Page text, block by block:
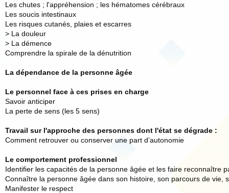
Les chutes ; l'appréhension ; les hématomes cérébraux
Les soucis intestinaux
Les risques cutanés, plaies et escarres
> La douleur
> La démence
Comprendre la spirale de la dénutrition
La dépendance de la personne âgée
Le personnel face à ces prises en charge
Savoir anticiper
La perte de sens (les 5 sens)
Travail sur l'approche des personnes dont l'état se dégrade :
Comment retrouver ou conserver une part d’autonomie
Le comportement professionnel
Identifier les capacités de la personne âgée et les faire reconnaître
Connaître la personne âgée dans son histoire, son parcours de vie,
Manifester le respect